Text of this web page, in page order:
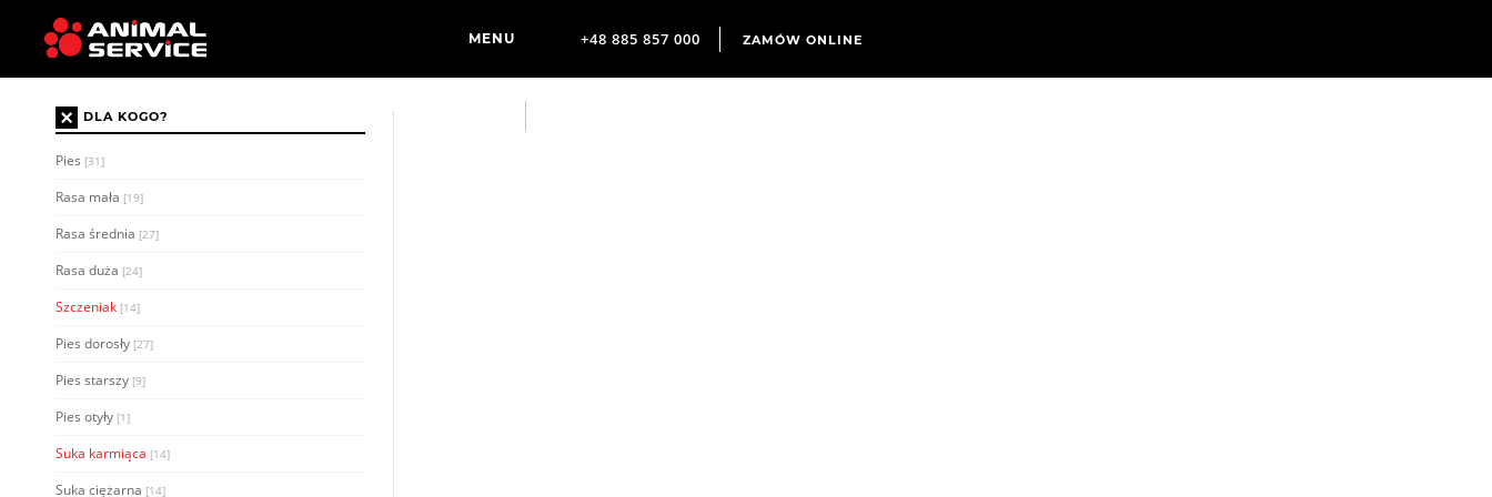
+48 885 857 000 ZAMÓW ONLINE
× DLA KOGO?
Pies [31]
Rasa mała [19]
Rasa średnia [27]
Rasa duża [24]
Szczeniak [14]
Pies dorosły [27]
Pies starszy [9]
Pies otyły [1]
Suka karmiąca [14]
Suka ciężarna [14]